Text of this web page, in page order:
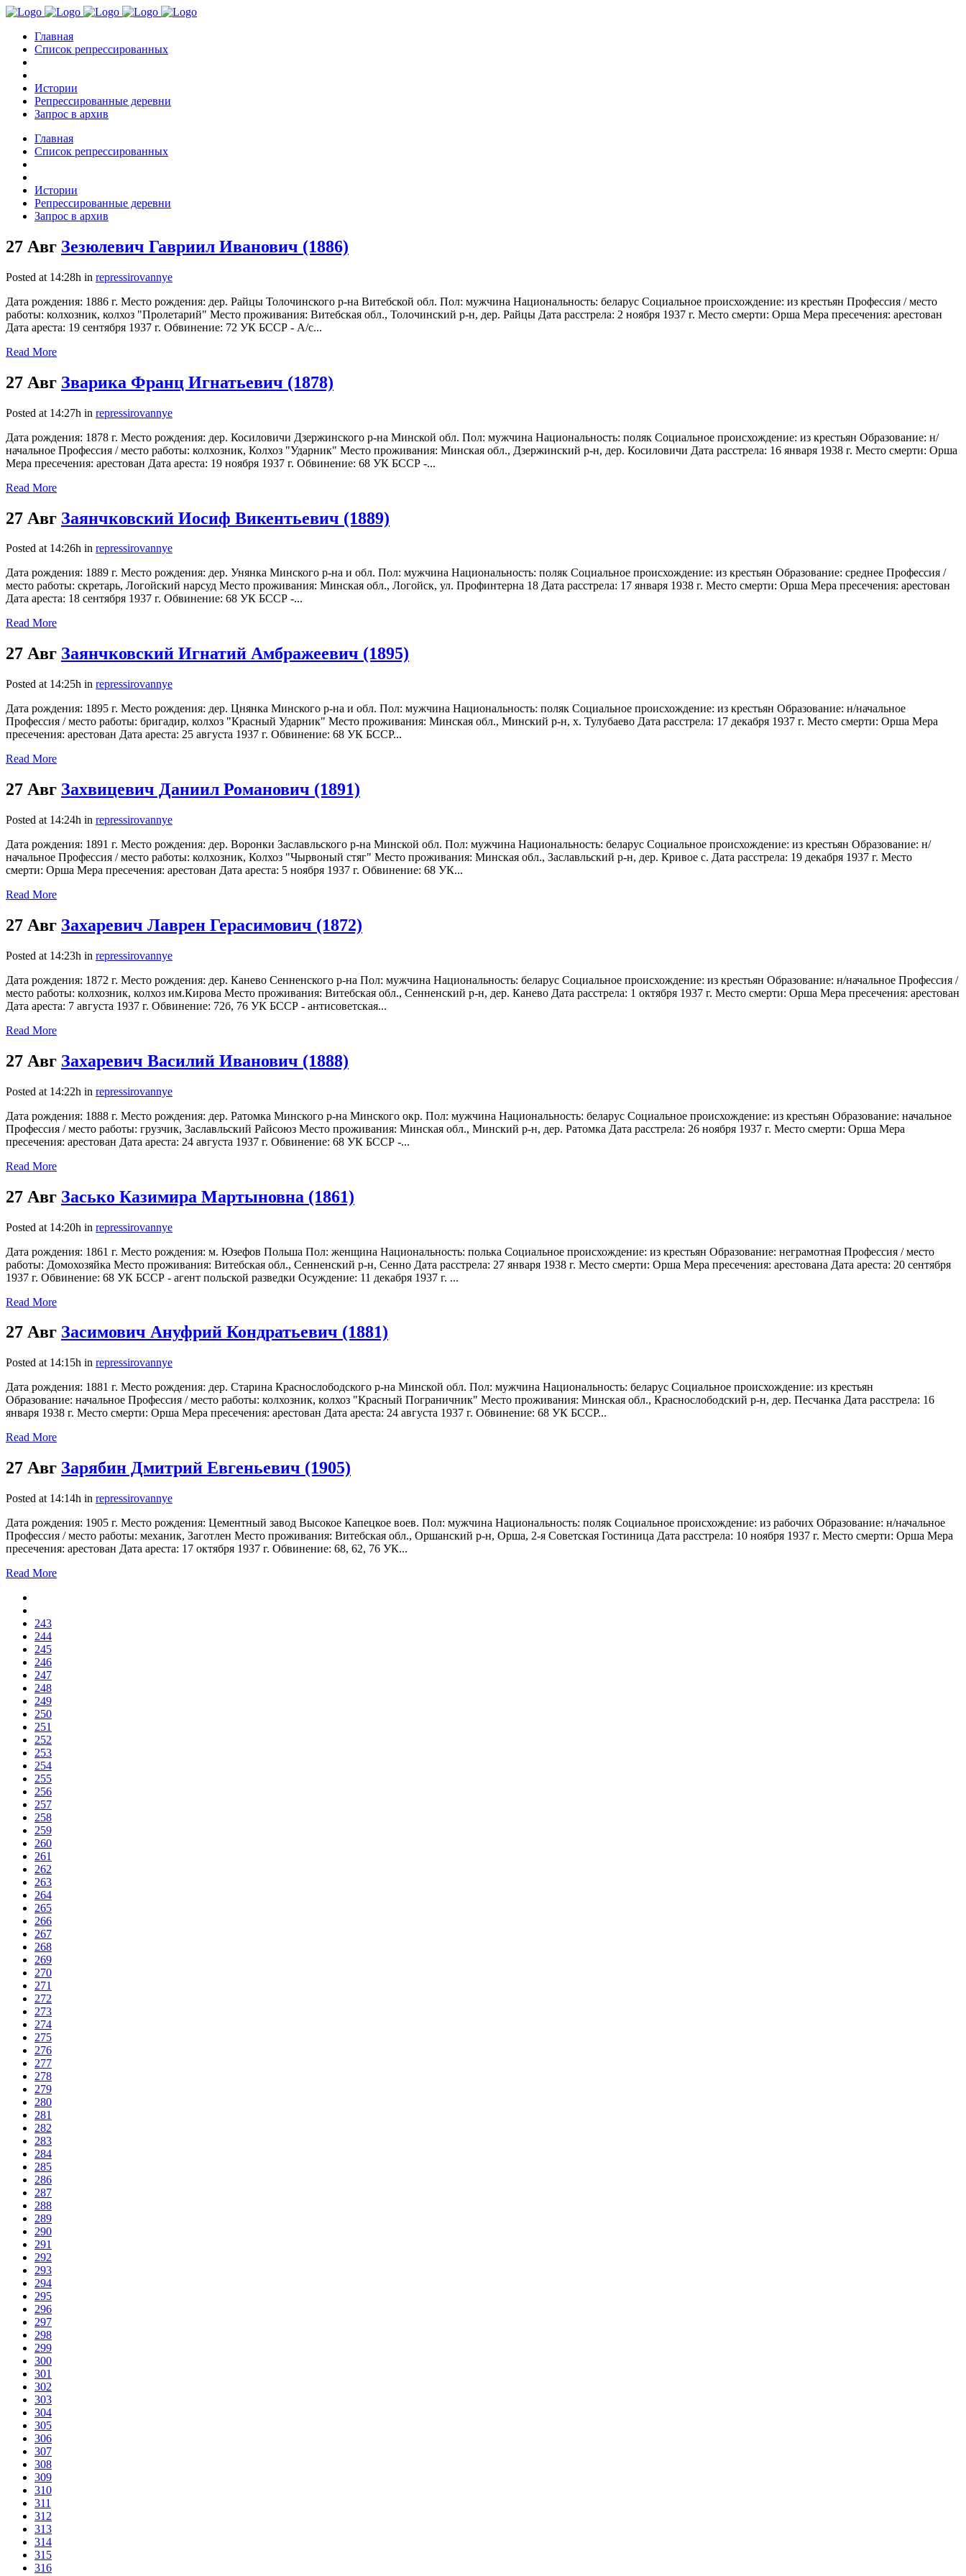
Главная
Список репрессированных
Истории
Репрессированные деревни
Запрос в архив
Главная
Список репрессированных
Истории
Репрессированные деревни
Запрос в архив
27 Авг Зезюлевич Гавриил Иванович (1886)
Posted at 14:28h in repressirovannye
Дата рождения: 1886 г. Место рождения: дер. Райцы Толочинского р-на Витебской обл. Пол: мужчина Национальность: беларус Социальное происхождение: из крестьян Профессия / место
работы: колхозник, колхоз "Пролетарий" Место проживания: Витебская обл., Толочинский р-н, дер. Райцы Дата расстрела: 2 ноября 1937 г. Место смерти: Орша Мера пресечения: арестован
Дата ареста: 19 сентября 1937 г. Обвинение: 72 УК БССР - А/с...
Read More
27 Авг Зварика Франц Игнатьевич (1878)
Posted at 14:27h in repressirovannye
Дата рождения: 1878 г. Место рождения: дер. Косиловичи Дзержинского р-на Минской обл. Пол: мужчина Национальность: поляк Социальное происхождение: из крестьян Образование: н/
начальное Профессия / место работы: колхозник, Колхоз "Ударник" Место проживания: Минская обл., Дзержинский р-н, дер. Косиловичи Дата расстрела: 16 января 1938 г. Место смерти: Орша
Мера пресечения: арестован Дата ареста: 19 ноября 1937 г. Обвинение: 68 УК БССР -...
Read More
27 Авг Заянчковский Иосиф Викентьевич (1889)
Posted at 14:26h in repressirovannye
Дата рождения: 1889 г. Место рождения: дер. Унянка Минского р-на и обл. Пол: мужчина Национальность: поляк Социальное происхождение: из крестьян Образование: среднее Профессия /
место работы: скретарь, Логойский нарсуд Место проживания: Минская обл., Логойск, ул. Профинтерна 18 Дата расстрела: 17 января 1938 г. Место смерти: Орша Мера пресечения: арестован
Дата ареста: 18 сентября 1937 г. Обвинение: 68 УК БССР -...
Read More
27 Авг Заянчковский Игнатий Амбражеевич (1895)
Posted at 14:25h in repressirovannye
Дата рождения: 1895 г. Место рождения: дер. Цнянка Минского р-на и обл. Пол: мужчина Национальность: поляк Социальное происхождение: из крестьян Образование: н/начальное
Профессия / место работы: бригадир, колхоз "Красный Ударник" Место проживания: Минская обл., Минский р-н, х. Тулубаево Дата расстрела: 17 декабря 1937 г. Место смерти: Орша Мера
пресечения: арестован Дата ареста: 25 августа 1937 г. Обвинение: 68 УК БССР...
Read More
27 Авг Захвицевич Даниил Романович (1891)
Posted at 14:24h in repressirovannye
Дата рождения: 1891 г. Место рождения: дер. Воронки Заславльского р-на Минской обл. Пол: мужчина Национальность: беларус Социальное происхождение: из крестьян Образование: н/
начальное Профессия / место работы: колхозник, Колхоз "Чырвоный стяг" Место проживания: Минская обл., Заславльский р-н, дер. Кривое с. Дата расстрела: 19 декабря 1937 г. Место
смерти: Орша Мера пресечения: арестован Дата ареста: 5 ноября 1937 г. Обвинение: 68 УК...
Read More
27 Авг Захаревич Лаврен Герасимович (1872)
Posted at 14:23h in repressirovannye
Дата рождения: 1872 г. Место рождения: дер. Канево Сенненского р-на Пол: мужчина Национальность: беларус Социальное происхождение: из крестьян Образование: н/начальное Профессия /
место работы: колхозник, колхоз им.Кирова Место проживания: Витебская обл., Сенненский р-н, дер. Канево Дата расстрела: 1 октября 1937 г. Место смерти: Орша Мера пресечения: арестован
Дата ареста: 7 августа 1937 г. Обвинение: 72б, 76 УК БССР - антисоветская...
Read More
27 Авг Захаревич Василий Иванович (1888)
Posted at 14:22h in repressirovannye
Дата рождения: 1888 г. Место рождения: дер. Ратомка Минского р-на Минского окр. Пол: мужчина Национальность: беларус Социальное происхождение: из крестьян Образование: начальное
Профессия / место работы: грузчик, Заславльский Райсоюз Место проживания: Минская обл., Минский р-н, дер. Ратомка Дата расстрела: 26 ноября 1937 г. Место смерти: Орша Мера
пресечения: арестован Дата ареста: 24 августа 1937 г. Обвинение: 68 УК БССР -...
Read More
27 Авг Засько Казимира Мартыновна (1861)
Posted at 14:20h in repressirovannye
Дата рождения: 1861 г. Место рождения: м. Юзефов Польша Пол: женщина Национальность: полька Социальное происхождение: из крестьян Образование: неграмотная Профессия / место
работы: Домохозяйка Место проживания: Витебская обл., Сенненский р-н, Сенно Дата расстрела: 27 января 1938 г. Место смерти: Орша Мера пресечения: арестована Дата ареста: 20 сентября
1937 г. Обвинение: 68 УК БССР - агент польской разведки Осуждение: 11 декабря 1937 г. ...
Read More
27 Авг Засимович Ануфрий Кондратьевич (1881)
Posted at 14:15h in repressirovannye
Дата рождения: 1881 г. Место рождения: дер. Старина Краснослободского р-на Минской обл. Пол: мужчина Национальность: беларус Социальное происхождение: из крестьян
Образование: начальное Профессия / место работы: колхозник, колхоз "Красный Пограничник" Место проживания: Минская обл., Краснослободский р-н, дер. Песчанка Дата расстрела: 16
января 1938 г. Место смерти: Орша Мера пресечения: арестован Дата ареста: 24 августа 1937 г. Обвинение: 68 УК БССР...
Read More
27 Авг Зарябин Дмитрий Евгеньевич (1905)
Posted at 14:14h in repressirovannye
Дата рождения: 1905 г. Место рождения: Цементный завод Высокое Капецкое воев. Пол: мужчина Национальность: поляк Социальное происхождение: из рабочих Образование: н/начальное
Профессия / место работы: механик, Заготлен Место проживания: Витебская обл., Оршанский р-н, Орша, 2-я Советская Гостиница Дата расстрела: 10 ноября 1937 г. Место смерти: Орша Мера
пресечения: арестован Дата ареста: 17 октября 1937 г. Обвинение: 68, 62, 76 УК...
Read More
243
244
245
246
247
248
249
250
251
252
253
254
255
256
257
258
259
260
261
262
263
264
265
266
267
268
269
270
271
272
273
274
275
276
277
278
279
280
281
282
283
284
285
286
287
288
289
290
291
292
293
294
295
296
297
298
299
300
301
302
303
304
305
306
307
308
309
310
311
312
313
314
315
316